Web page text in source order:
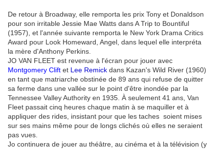
De retour à Broadway, elle remporta les prix Tony et Donaldson
pour son irritable Jessie Mae Watts dans A Trip to Bountiful
(1957), et l'année suivante remporta le New York Drama Critics
Award pour Look Homeward, Angel, dans lequel elle interpréta
la mère d'Anthony Perkins.
JO VAN FLEET est revenue à l'écran pour jouer avec
Montgomery Clift et Lee Remick dans Kazan's Wild River (1960)
en tant que matriarche obstinée de 89 ans qui refuse de quitter
sa ferme dans une vallée sur le point d'être inondée par la
Tennessee Valley Authority en 1935. À seulement 41 ans, Van
Fleet passait cinq heures chaque matin à se maquiller et à
appliquer des rides, insistant pour que les taches soient mises
sur ses mains même pour de longs clichés où elles ne seraient
pas vues.
Jo continuera de jouer au théâtre, au cinéma et à la télévision (y